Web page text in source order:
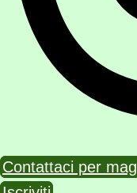
Contattaci per